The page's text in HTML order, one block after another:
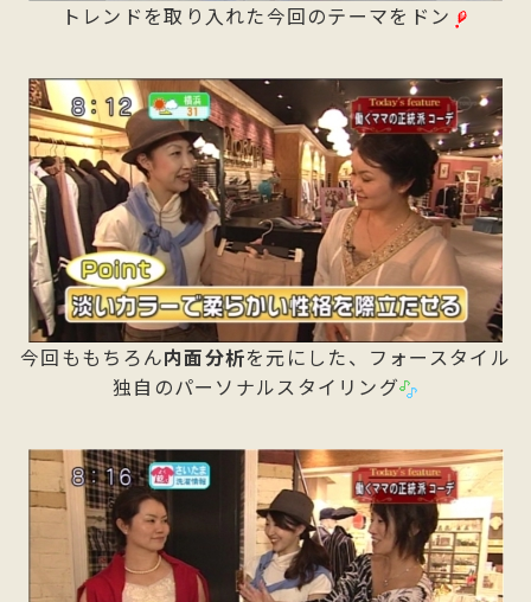
トレンドを取り入れた今回のテーマをドン
今回ももちろん内面分析を元にした、フォースタイル
独自のパーソナルスタイリング